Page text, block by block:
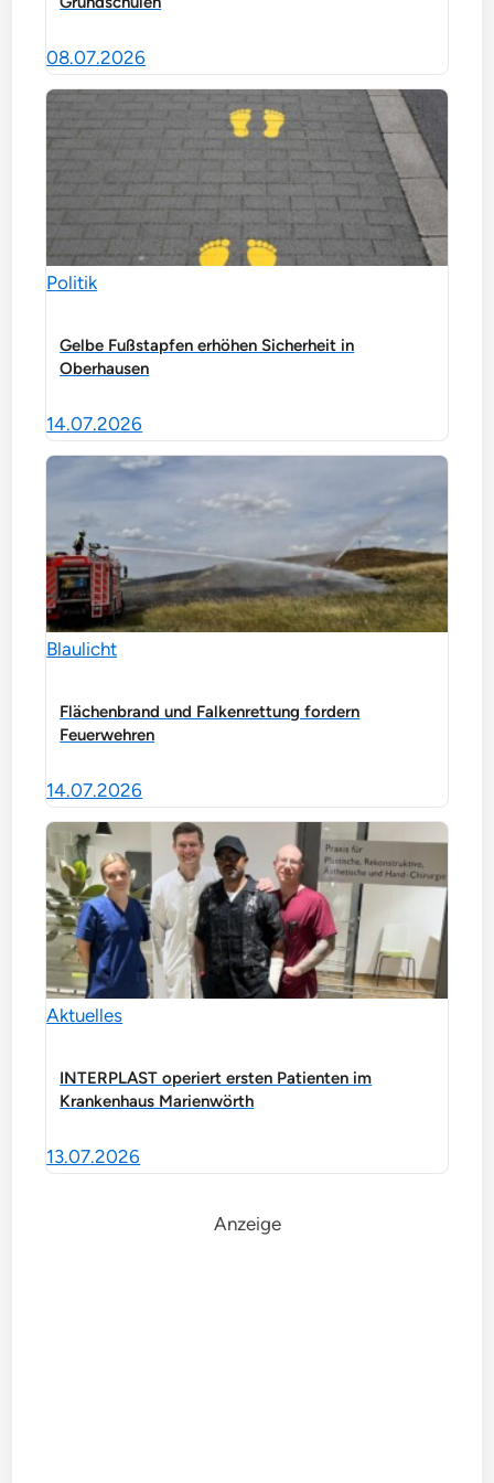
08.07.2026
Politik
Gelbe Fußstapfen erhöhen Sicherheit in
Oberhausen
14.07.2026
Blaulicht
Flächenbrand und Falkenrettung fordern
Feuerwehren
14.07.2026
Aktuelles
INTERPLAST operiert ersten Patienten im
Krankenhaus Marienwörth
13.07.2026
Anzeige